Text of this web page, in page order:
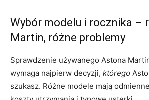
Wybór modelu i rocznika –
Martin, różne problemy
Sprawdzenie używanego Astona
wymaga najpierw decyzji, którego
szukasz. Różne modele mają